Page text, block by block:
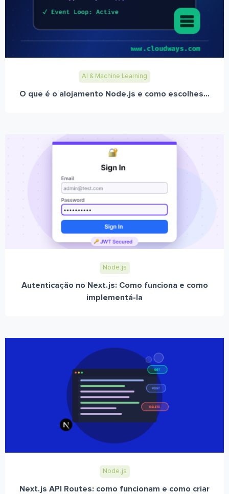
AI & Machine Learning
O que é o alojamento Node.js e como escolhes...
Node.js
Autenticação no Next.js: Como funciona e como
implementá-la
Node.js
Next.js API Routes: como funcionam e como criar